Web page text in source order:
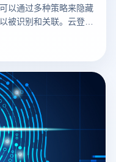
以通过多种策略来隐藏
被识别和关联。云登指
功能，有效保护隐私并